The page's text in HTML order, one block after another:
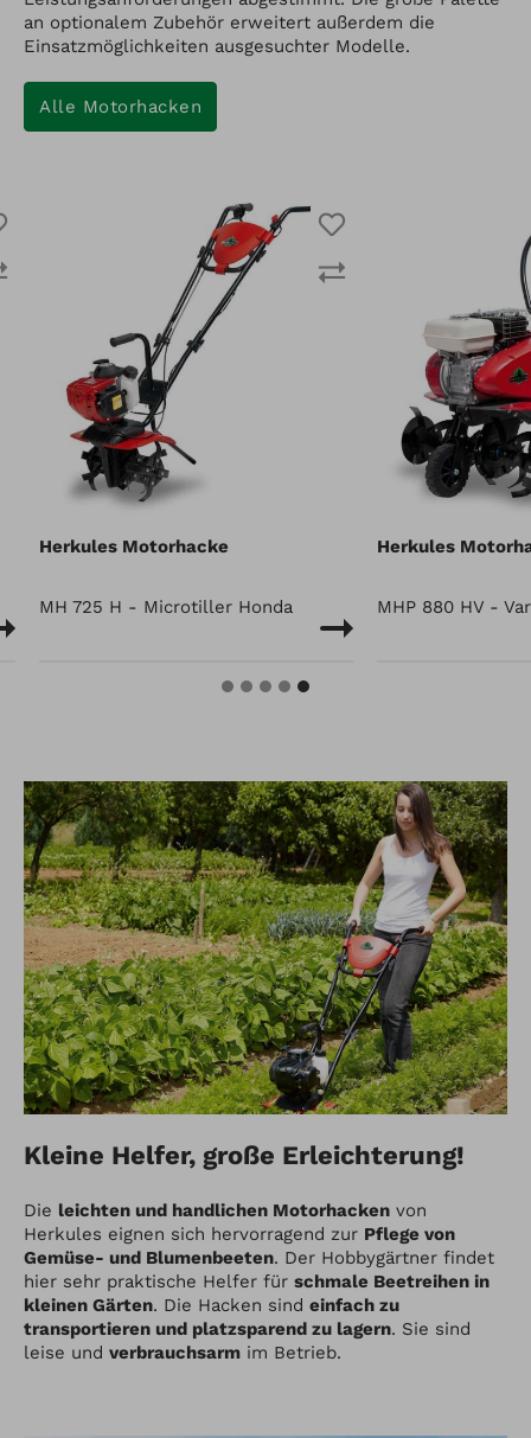
an optionalem Zubehör erweitert außerdem die
Einsatzmöglichkeiten ausgesuchter Modelle.
Alle Motorhacken
Herkules Motorhacke
MH 725 H - Microtiller Honda
Herkules
MHP 880 HV -
Kleine Helfer, große Erleichterung!
Die leichten und handlichen Motorhacken von
Herkules eignen sich hervorragend zur Pflege von
Gemüse- und Blumenbeeten. Der Hobbygärtner findet
hier sehr praktische Helfer für schmale Beetreihen in
kleinen Gärten. Die Hacken sind einfach zu
transportieren und platzsparend zu lagern. Sie sind
leise und verbrauchsarm im Betrieb.